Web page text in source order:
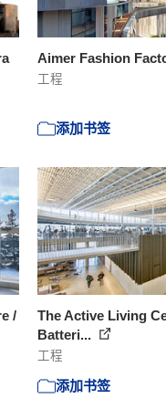
Aimer Fashion
工程
添加书签
/
The Active Living
Batteri...
工程
添加书签